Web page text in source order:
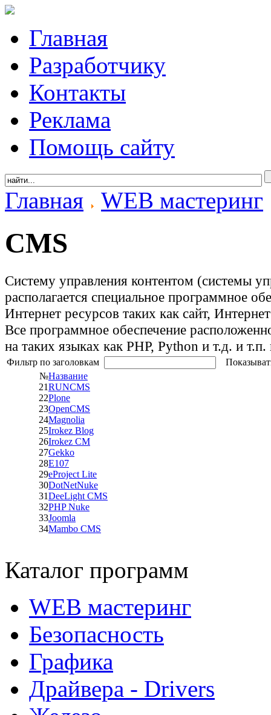
Главная
Разработчику
Контакты
Реклама
Помощь сайту
Главная WEB мастеринг
CMS
Систему управления контентом (системы
располагается специальное программное
Интернет ресурсов таких как сайт,
Все программное обеспечение
на таких языках как PHP, Python и т.д. и
Фильтр по заголовкам
№Название
21RUNCMS
22Plone
23OpenCMS
24Magnolia
25Irokez Blog
26Irokez CM
27Gekko
28Е107
29eProject Lite
30DotNetNuke
31DeeLight CMS
32PHP Nuke
33Joomla
34Mambo CMS
Каталог программ
WEB мастеринг
Безопасность
Графика
Драйвера - Drivers